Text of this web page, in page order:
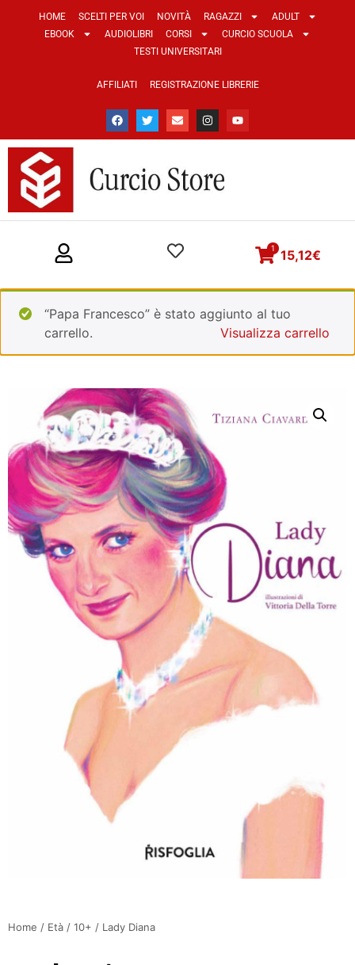
HOME SCELTI PER VOI NOVITÀ RAGAZZI
ADULT
EBOOK
AUDIOLIBRI CORSI
CURCIO SCUOLA
TESTI UNIVERSITARI
AFFILIATI REGISTRAZIONE LIBRERIE
15,12€
1
“Papa Francesco” è stato aggiunto al tuo
carrello.
Visualizza carrello
Home / Età / 10+ / Lady Diana